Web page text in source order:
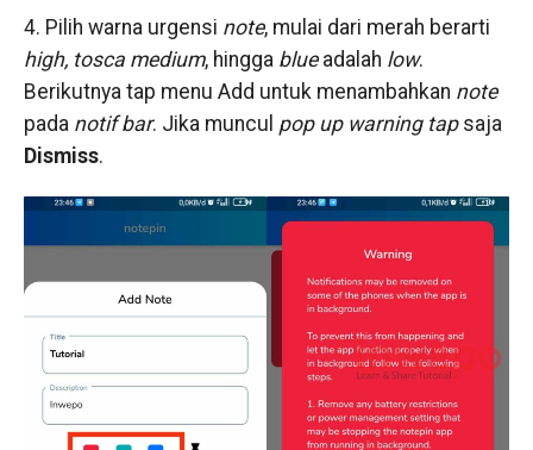
4. Pilih warna urgensi note, mulai dari merah berarti
high, tosca medium, hingga blueadalah low.
Berikutnya tap menu Add untuk menambahkan note
pada notif bar. Jika muncul pop up warning tapsaja
Dismiss.